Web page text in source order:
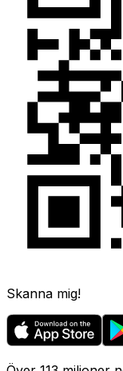
Skanna mig!